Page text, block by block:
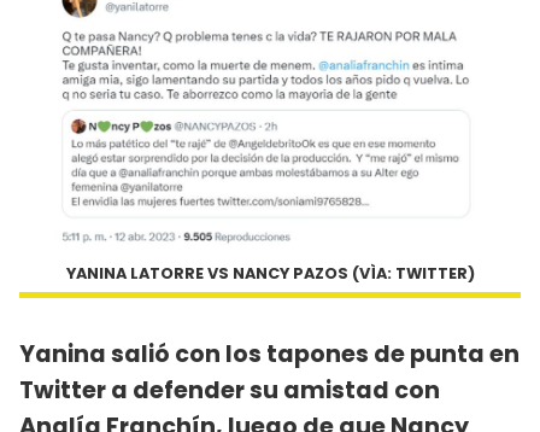
YANINA LATORRE VS NANCY PAZOS (VÌA: TWITTER)
Yanina salió con los tapones de punta en
Twitter a defender su amistad con